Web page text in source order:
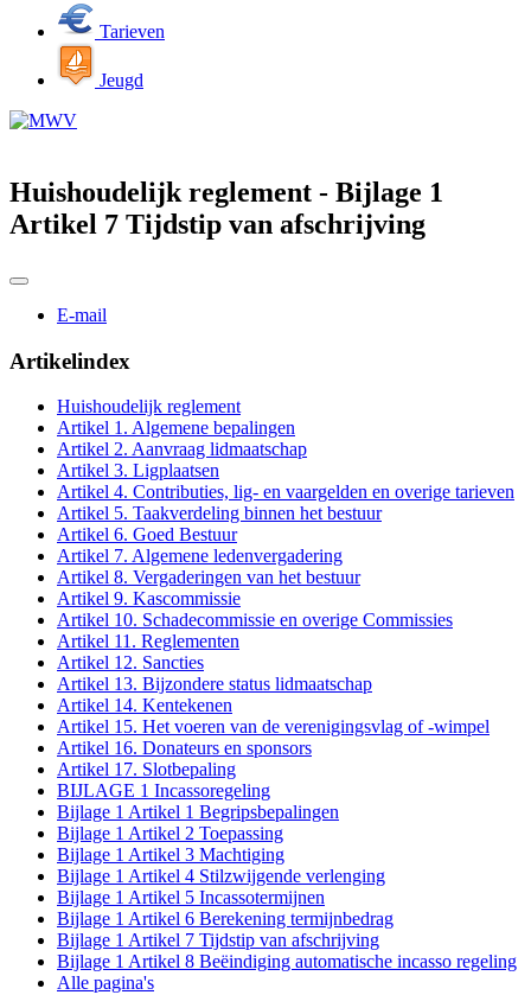
Tarieven
Jeugd
Huishoudelijk reglement - Bijlage 1
Artikel 7 Tijdstip van afschrijving
E-mail
Artikelindex
Huishoudelijk reglement
Artikel 1. Algemene bepalingen
Artikel 2. Aanvraag lidmaatschap
Artikel 3. Ligplaatsen
Artikel 4. Contributies, lig- en vaargelden en overige tarieven
Artikel 5. Taakverdeling binnen het bestuur
Artikel 6. Goed Bestuur
Artikel 7. Algemene ledenvergadering
Artikel 8. Vergaderingen van het bestuur
Artikel 9. Kascommissie
Artikel 10. Schadecommissie en overige Commissies
Artikel 11. Reglementen
Artikel 12. Sancties
Artikel 13. Bijzondere status lidmaatschap
Artikel 14. Kentekenen
Artikel 15. Het voeren van de verenigingsvlag of -wimpel
Artikel 16. Donateurs en sponsors
Artikel 17. Slotbepaling
BIJLAGE 1 Incassoregeling
Bijlage 1 Artikel 1 Begripsbepalingen
Bijlage 1 Artikel 2 Toepassing
Bijlage 1 Artikel 3 Machtiging
Bijlage 1 Artikel 4 Stilzwijgende verlenging
Bijlage 1 Artikel 5 Incassotermijnen
Bijlage 1 Artikel 6 Berekening termijnbedrag
Bijlage 1 Artikel 7 Tijdstip van afschrijving
Bijlage 1 Artikel 8 Beëindiging automatische incasso regeling
Alle pagina's